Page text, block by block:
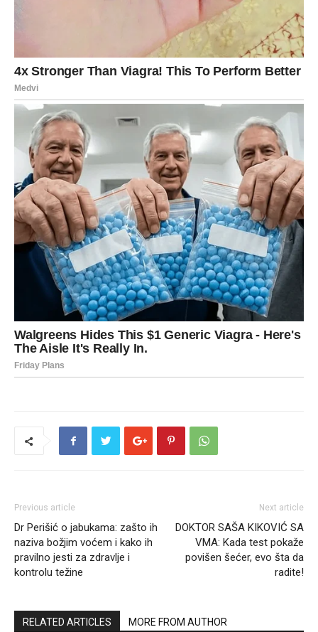
Previous article
Dr Perišić o jabukama: zašto ih
naziva božjim voćem i kako ih
pravilno jesti za zdravlje i
kontrolu težine
Next article
DOKTOR SAŠA KIKOVIĆ SA
VMA: Kada test pokaže
povišen šećer, evo šta da
radite!
RELATED ARTICLES MORE FROM AUTHOR